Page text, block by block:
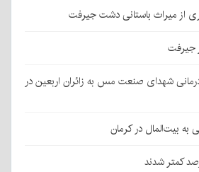
از میراث باستانی دشت جیرفت
جیرفت
شهدای صنعت مس به زائران اربعین در
بیت‌المال در کرمان